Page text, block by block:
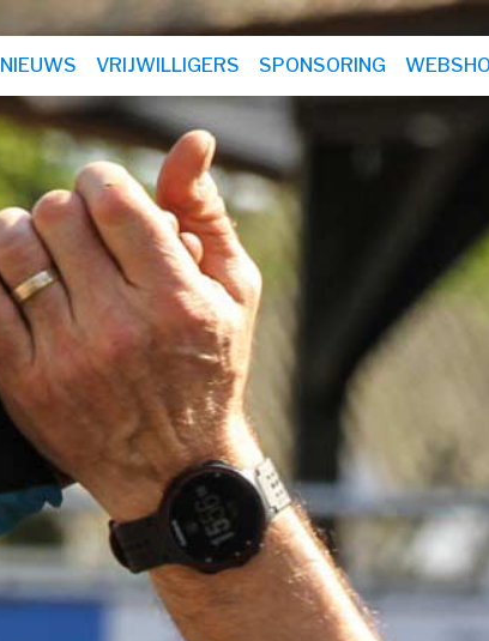
NIEUWS VRIJWILLIGERS SPONSORING